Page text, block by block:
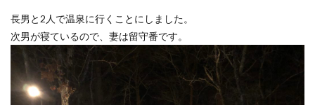
長男と2人で温泉に行くことにしました。
次男が寝ているので、妻は留守番です。